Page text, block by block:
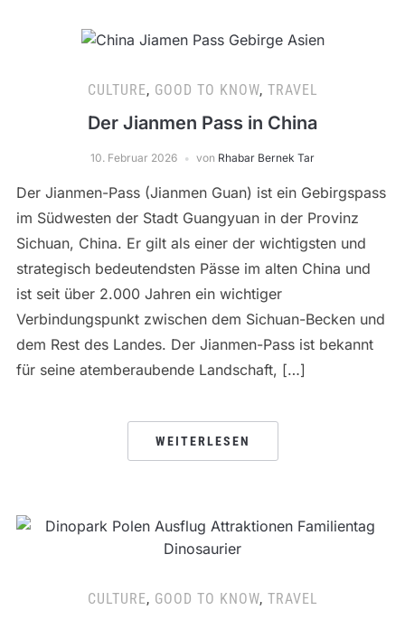
CULTURE, GOOD TO KNOW, TRAVEL
Der Jianmen Pass in China
10. Februar 2026 von Rhabar Bernek Tar
Der Jianmen-Pass (Jianmen Guan) ist ein Gebirgspass
im Südwesten der Stadt Guangyuan in der Provinz
Sichuan, China. Er gilt als einer der wichtigsten und
strategisch bedeutendsten Pässe im alten China und
ist seit über 2.000 Jahren ein wichtiger
Verbindungspunkt zwischen dem Sichuan-Becken und
dem Rest des Landes. Der Jianmen-Pass ist bekannt
für seine atemberaubende Landschaft, […]
WEITERLESEN
CULTURE, GOOD TO KNOW, TRAVEL